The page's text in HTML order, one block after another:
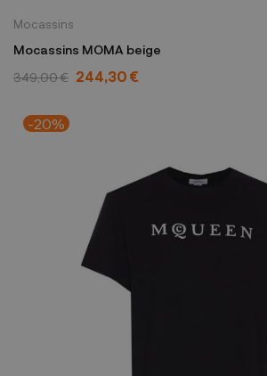
Mocassins
Mocassins MOMA beige
349,00 € 244,30 €
-20%